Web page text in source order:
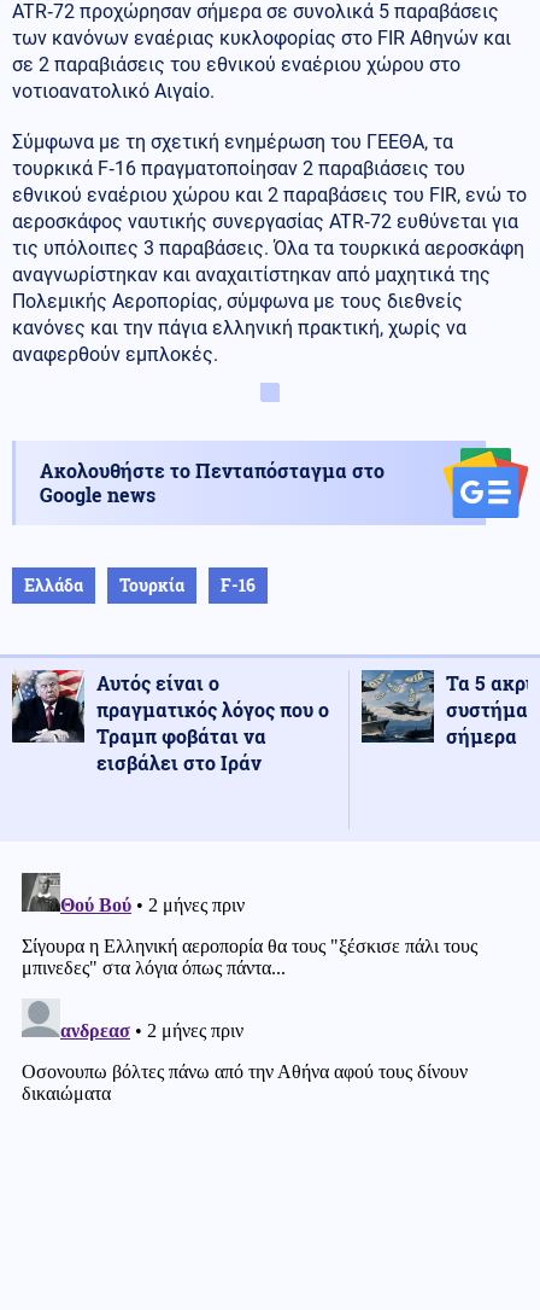
ATR‑72 προχώρησαν σήμερα σε συνολικά 5 παραβάσεις
των κανόνων εναέριας κυκλοφορίας στο FIR Αθηνών και
σε 2 παραβιάσεις του εθνικού εναέριου χώρου στο
νοτιοανατολικό Αιγαίο.
Σύμφωνα με τη σχετική ενημέρωση του ΓΕΕΘΑ, τα
τουρκικά F‑16 πραγματοποίησαν 2 παραβιάσεις του
εθνικού εναέριου χώρου και 2 παραβάσεις του FIR, ενώ το
αεροσκάφος ναυτικής συνεργασίας ATR‑72 ευθύνεται για
τις υπόλοιπες 3 παραβάσεις. Όλα τα τουρκικά αεροσκάφη
αναγνωρίστηκαν και αναχαιτίστηκαν από μαχητικά της
Πολεμικής Αεροπορίας, σύμφωνα με τους διεθνείς
κανόνες και την πάγια ελληνική πρακτική, χωρίς να
αναφερθούν εμπλοκές.
Ακολουθήστε το Πενταπόσταγμα στο
Google news
Ελλάδα Τουρκία F-16
Αυτός είναι ο
πραγματικός λόγος που ο
Τραμπ φοβάται να
εισβάλει στο Ιράν
Τα 5
σήμερα